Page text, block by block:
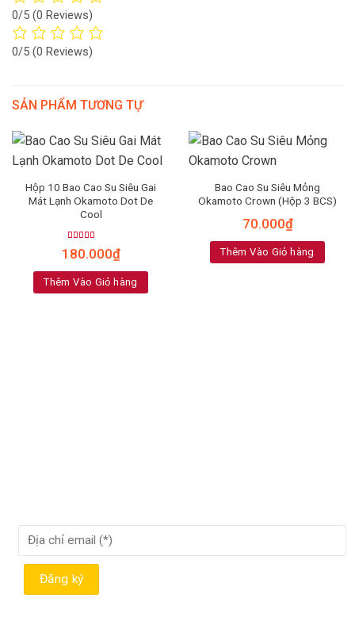
0/5 (0 Reviews)
0/5 (0 Reviews)
SẢN PHẨM TƯƠNG TỰ
Hộp 10 Bao Cao Su Siêu Gai
Mát Lạnh Okamoto Dot De
Cool
Rated 4.75
out of 5
180.000₫
Thêm Vào Giỏ hàng
Bao Cao Su Siêu Mỏng
Okamoto Crown (Hộp 3 BCS)
70.000₫
Thêm Vào Giỏ hàng